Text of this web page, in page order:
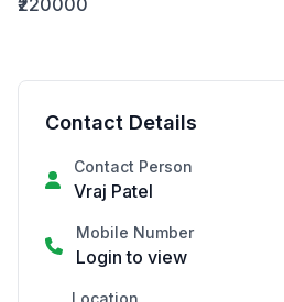
₹220000
Contact Details
Contact Person
Vraj Patel
Mobile Number
Login to view
Location